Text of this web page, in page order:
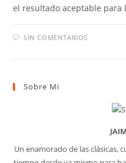
el resultado aceptable para
SIN COMENTARIOS
Sobre Mi
Un enamorado de las clásicas,